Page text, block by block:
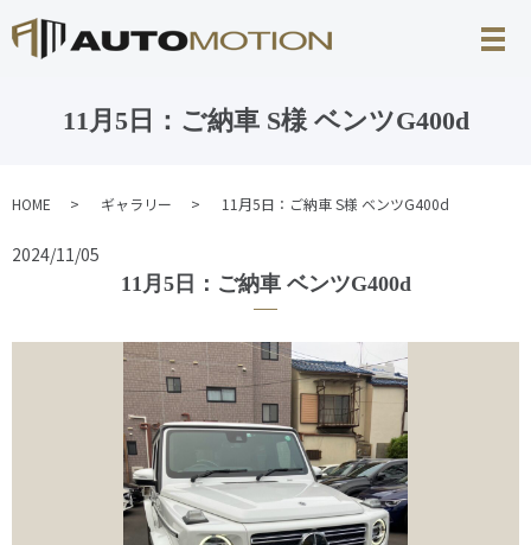
11月5日：ご納車 S様 ベンツG400d
HOME ギャラリー 11月5日：ご納車 S様 ベンツG400d
2024/11/05
11月5日：ご納車 ベンツG400d